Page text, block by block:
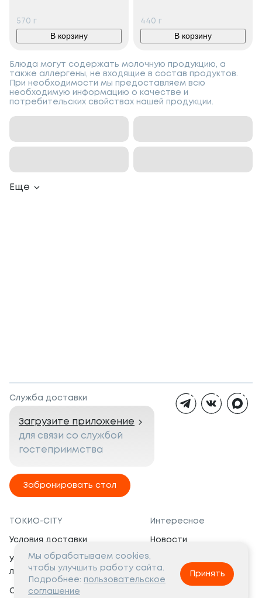
570 г
В корзину
440 г
В корзину
Блюда могут содержать молочную продукцию, а
также аллергены, не входящие в состав продуктов.
При необходимости мы предоставляем всю
необходимую информацию о качестве и
потребительских свойствах нашей продукции.
Еще
Служба доставки
Загрузите приложение
для связи со службой
гостеприимства
Забронировать стол
ТОКИО-CITY
Условия доставки
Условия программы
лояльности
Сертификаты
Интересное
Новости
Вакансии
Социальная жизнь
Мы обрабатываем cookies,
чтобы улучшить работу сайта.
Подробнее: пользовательское
соглашение
Принять